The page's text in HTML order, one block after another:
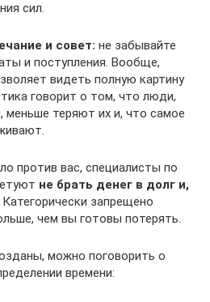
сил.
и совет: не забывайте
и поступления. Вообще,
видеть полную картину
говорит о том, что люди,
теряют их и, что самое
против вас, специалисты по
не брать денег в долг и,
Категорически запрещено
чем вы готовы потерять.
можно поговорить о
времени: